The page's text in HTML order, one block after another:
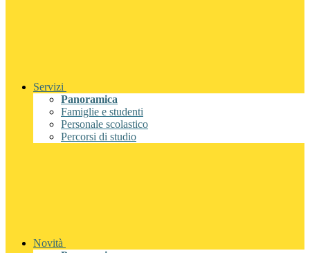
Servizi
Panoramica
Famiglie e studenti
Personale scolastico
Percorsi di studio
Novità